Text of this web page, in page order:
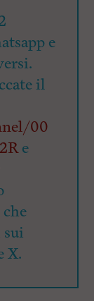
e
il
00
e
sui
X.